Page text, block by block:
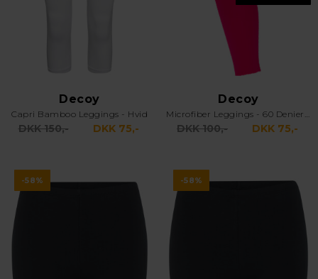
Decoy
Capri Bamboo Leggings - Hvid
DKK 150,- DKK 75,-
Decoy
Microfiber Leggings - 60 Denier - Pink
DKK 100,- DKK 75,-
-58% -58%